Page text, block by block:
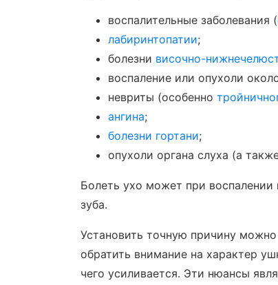
воспалительные заболевания (
лабиринтопатии;
болезни височно-
воспаление или опухоли
невриты (особенно
ангина;
болезни гортани;
опухоли органа слуха (а
Болеть ухо может при воспалении
зуба.
Установить точную причину
обратить внимание на характер
чего усиливается. Эти нюансы